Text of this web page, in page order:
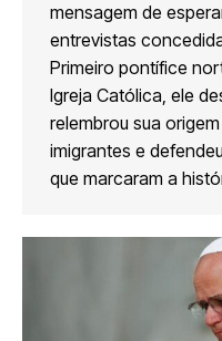
mensagem de
entrevistas
Primeiro pontífice
Igreja Católica, ele
relembrou sua
imigrantes e
que marcaram a